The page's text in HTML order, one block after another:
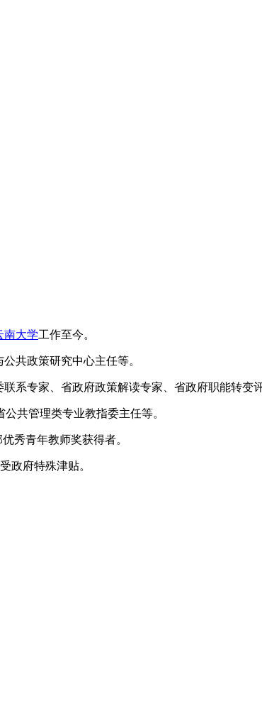
南大学工作至今。
共政策研究中心主任等。
专家、省政府政策解读专家、省政府职能转变评
共管理类专业教指委主任等。
秀青年教师奖获得者。
政府特殊津贴。